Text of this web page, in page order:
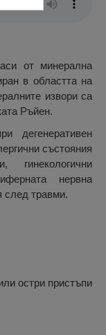
от минерална
в областта на
извори са
Ръйен.
дегенеративен
състояния
нервна
след травми.
остри пристъпи